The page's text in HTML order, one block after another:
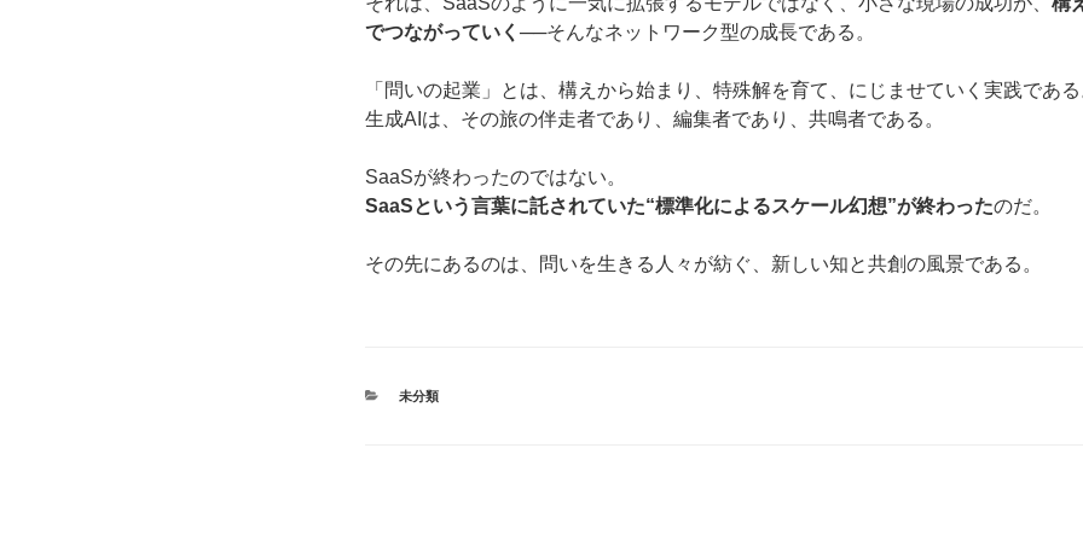
でつながっていく ──そんなネットワーク型の成長である。
「問いの起業」とは、構えから始まり、特殊解を育て、にじませていく実践である
生成AIは、その旅の伴走者であり、編集者であり、共鳴者である。
SaaSが終わったのではない。
SaaSという言葉に託されていた“標準化によるスケール幻想”が終わったのだ。
その先にあるのは、問いを生きる人々が紡ぐ、新しい知と共創の風景である。
カ
未分類